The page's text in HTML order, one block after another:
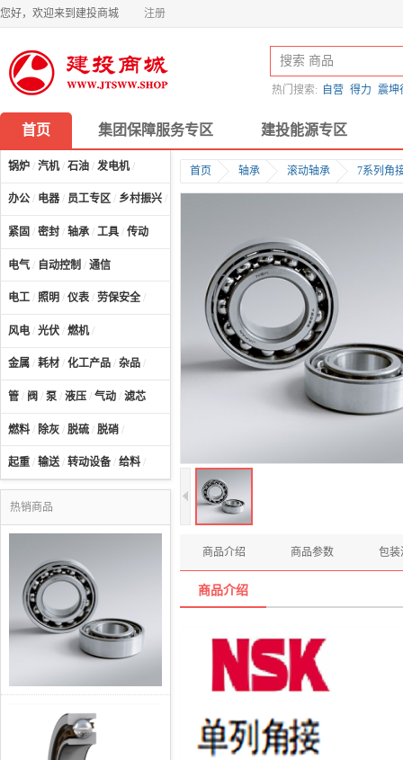
您好，欢迎来到建投商城 注册
热门搜索: 自营 得力 震坤
首页 集团保障服务专区 建投能源专区
锅炉 / 汽机/ 石油 / 发电机/
办公 / 电器 / 员工专区 / 乡村振兴 /
紧固 / 密封 / 轴承 / 工具 / 传动
电气 / 自动控制 / 通信
电工 / 照明 / 仪表 / 劳保安全 /
风电 / 光伏 / 燃机/
金属 / 耗材 / 化工产品 / 杂品 /
管 / 阀 / 泵 / 液压 / 气动 / 滤芯
燃料 / 除灰 / 脱硫 / 脱硝 /
起重 / 输送/ 转动设备 / 给料 /
热销商品
首页 轴承 滚动轴承 7系列角
商品介绍 商品参数 包装
商品介绍